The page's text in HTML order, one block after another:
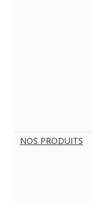
NOS PRODUITS